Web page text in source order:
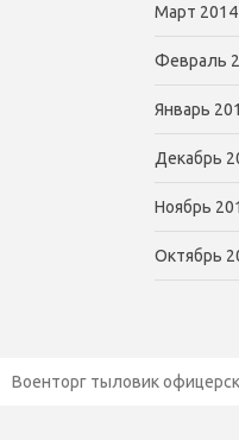
Март 2014
Февраль
Январь
Декабрь
Ноябрь
Октябрь
Военторг тыловик